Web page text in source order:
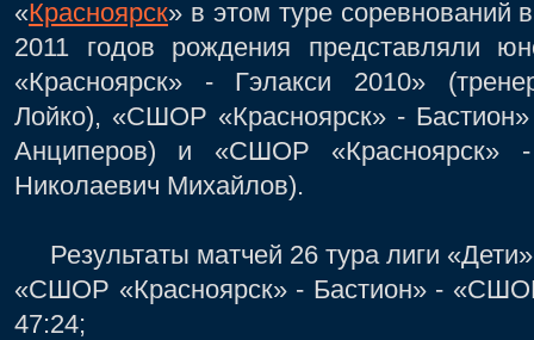
«Красноярск» в этом туре соревнований
2011 годов рождения представляли
«Красноярск» - Гэлакси 2010»
Лойко), «СШОР «Красноярск» -
Анциперов) и «СШОР «Красноярск» -
Николаевич Михайлов).
Результаты матчей 26 тура лиги
«СШОР «Красноярск» - Бастион» -
47:24;